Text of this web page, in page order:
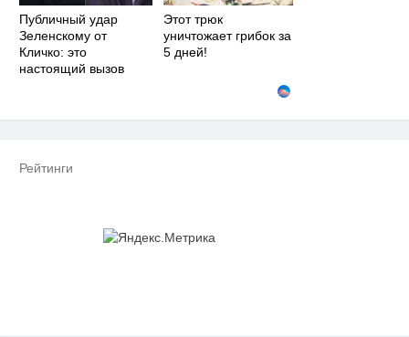
Публичный удар
Зеленскому от
Кличко: это
настоящий вызов
Этот трюк
уничтожает грибок за
5 дней!
Рейтинги